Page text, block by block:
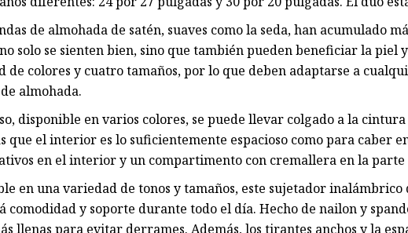
de almohada de satén, suaves como la seda, han acumulado
solo se sienten bien, sino que también pueden beneficiar la piel
de colores y cuatro tamaños, por lo que deben adaptarse a
almohada.
disponible en varios colores, se puede llevar colgado a la
que el interior es lo suficientemente espacioso como para caber
en el interior y un compartimento con cremallera en la parte
en una variedad de tonos y tamaños, este sujetador
comodidad y soporte durante todo el día. Hecho de nailon y
llenas para evitar derrames. Además, los tirantes anchos y la